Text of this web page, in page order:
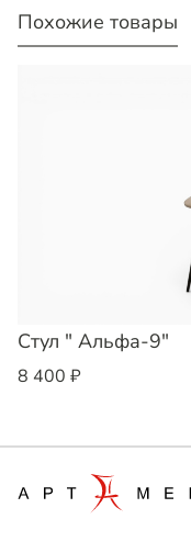
Похожие товары
Стул " Альфа-9"
8 400 ₽